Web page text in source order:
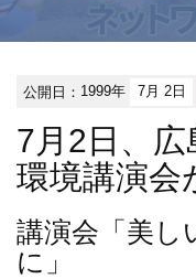
公開日： 1999年 7月 2日
7月2日、
環境講演会
講演会 「美
に」